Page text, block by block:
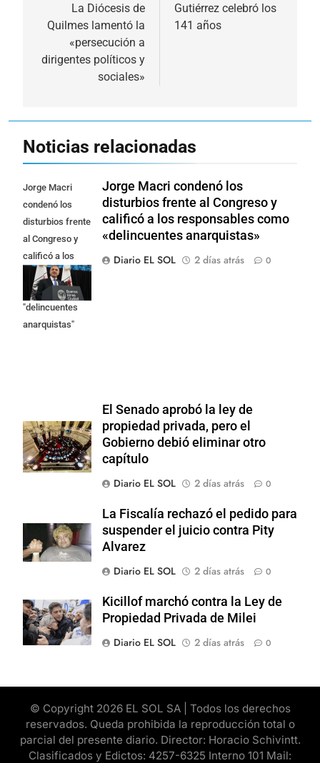
entradas
La Diócesis de
Quilmes lamentó la
«persecución a
dirigentes políticos y
sociales»
Gutiérrez celebró los
141 años
Noticias relacionadas
Jorge Macri
condenó los
disturbios frente
al Congreso y
calificó a los
responsables
como
"delincuentes
anarquistas"
Jorge Macri condenó los
disturbios frente al Congreso y
calificó a los responsables como
«delincuentes anarquistas»
Diario EL SOL
2 días atrás 0
El Senado aprobó la ley de
propiedad privada, pero el
Gobierno debió eliminar otro
capítulo
Diario EL SOL
2 días atrás 0
La Fiscalía rechazó el pedido para
suspender el juicio contra Pity
Alvarez
Diario EL SOL
2 días atrás 0
Kicillof marchó contra la Ley de
Propiedad Privada de Milei
Diario EL SOL
2 días atrás 0
© Copyright 2026 EL SOL SA | Todos los derechos
reservados. Queda prohibida la reproducción total o
parcial del presente diario. Director: Horacio Schivintt.
Clasificados y Edictos: 4257-6325 Interno 101 Mail: